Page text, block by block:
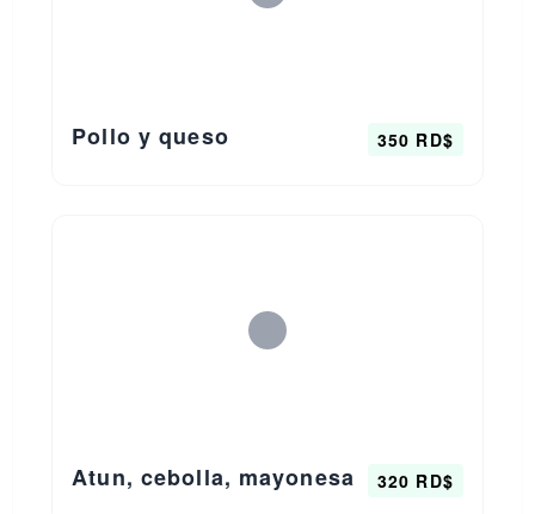
Pollo y queso 350 RD$
Atun, cebolla, mayonesa 320 RD$